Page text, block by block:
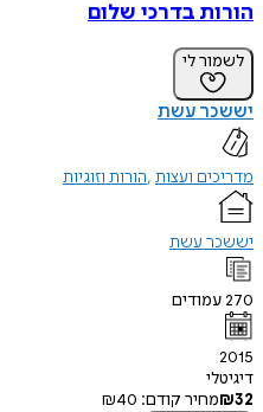
הורות בדרכי שלום
לשמור לי
יששכר עשת
מדריכים ועצות הורות וזוגיות
יששכר עשת
270עמודים
2015
דיגיטלי
₪32 מחיר קודם: ₪40